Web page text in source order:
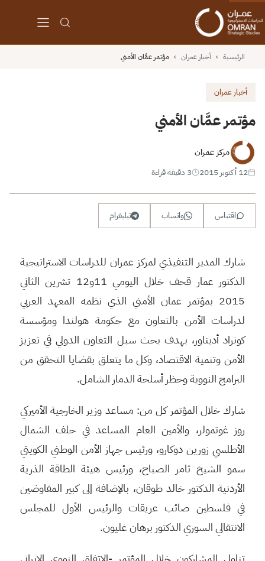
الرئيسية › أخبار عمران › مؤتمر عمَّان الأمني
أخبار عمران
مؤتمر عمَّان الأمني
مركز عمران
12 أكتوبر 2015
3 دقيقة قراءة
اقتباس واتساب تيليغرام
شارك المدير التنفيذي لمركز عمران للدراسات الاستراتيجية
الدكتور عمار قحف خلال اليومي 11و12 تشرين الثاني
2015 بمؤتمر عمان الأمني الذي نظمه المعهد العربي
لدراسات الأمن بالتعاون مع حكومة هولندا ومؤسسة
كونراد أديناور، بهدف بحث سبل التعاون الدولي في تعزيز
الأمن وتنمية الاقتصاد، وكل ما يتعلق بقضايا التحقق من
البرامج النووية وحظر أسلحة الدمار الشامل.
شارك خلال المؤتمر كل من: مساعد وزير الخارجية الأميركي
روز غوتمولر، والأمين العام المساعد في حلف الشمال
الأطلسي زورين دوكارو، ورئيس جهاز الأمن الوطني الكويتي
سمو الشيخ ثامر الصباح، ورئيس هيئة الطاقة الذرية
الأردنية الدكتور خالد طوقان، بالإضافة إلى كبير المفاوضين
في فلسطين صائب عريقات والرئيس الأول للمجلس
الانتقالي السوري الدكتور برهان غليون.